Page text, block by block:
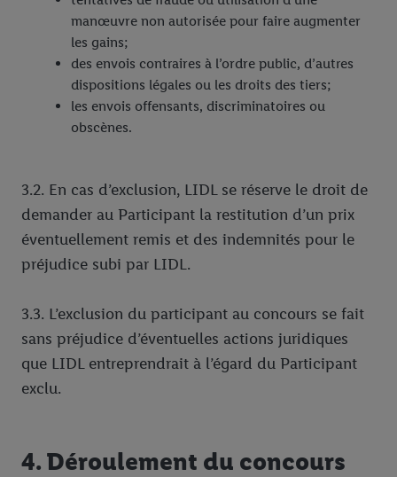
manœuvre non autorisée pour faire augmenter
les gains;
des envois contraires à l’ordre public, d’autres
dispositions légales ou les droits des tiers;
les envois offensants, discriminatoires ou
obscènes.
3.2. En cas d’exclusion, LIDL se réserve le droit de
demander au Participant la restitution d’un prix
éventuellement remis et des indemnités pour le
préjudice subi par LIDL.
3.3. L’exclusion du participant au concours se fait
sans préjudice d’éventuelles actions juridiques
que LIDL entreprendrait à l’égard du Participant
exclu.
4. Déroulement du concours